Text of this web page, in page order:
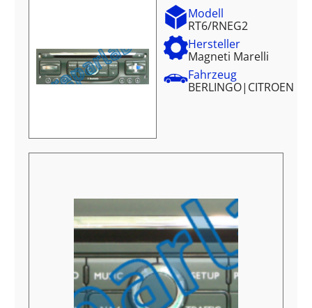
Modell
RT6/RNEG2
Hersteller
Magneti Marelli
Fahrzeug
BERLINGO| CITROEN